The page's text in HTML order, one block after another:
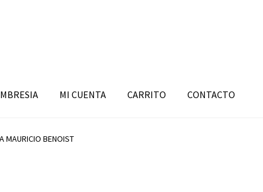
MI CUENTA CARRITO CONTACTO
MAURICIO BENOIST